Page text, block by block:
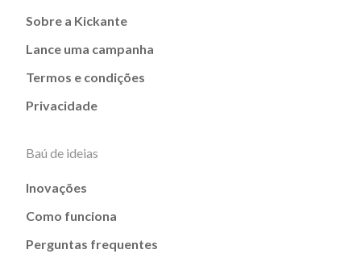
Sobre a Kickante
Lance uma campanha
Termos e condições
Privacidade
Baú de ideias
Inovações
Como funciona
Perguntas frequentes